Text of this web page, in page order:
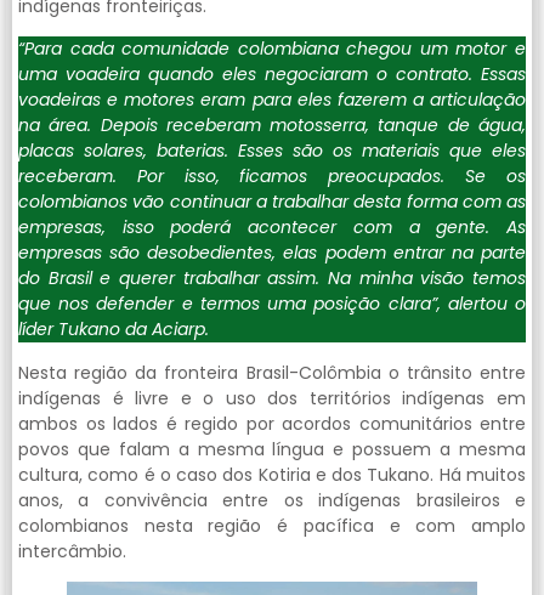
indígenas fronteiriças.
“Para cada comunidade colombiana chegou um motor e
uma voadeira quando eles negociaram o contrato. Essas
voadeiras e motores eram para eles fazerem a articulação
na área. Depois receberam motosserra, tanque de água,
placas solares, baterias. Esses são os materiais que eles
receberam. Por isso, ficamos preocupados. Se os
colombianos vão continuar a trabalhar desta forma com as
empresas, isso poderá acontecer com a gente. As
empresas são desobedientes, elas podem entrar na parte
do Brasil e querer trabalhar assim. Na minha visão temos
que nos defender e termos uma posição clara”, alertou o
líder Tukano da Aciarp.
Nesta região da fronteira Brasil-Colômbia o trânsito entre
indígenas é livre e o uso dos territórios indígenas em
ambos os lados é regido por acordos comunitários entre
povos que falam a mesma língua e possuem a mesma
cultura, como é o caso dos Kotiria e dos Tukano. Há muitos
anos, a convivência entre os indígenas brasileiros e
colombianos nesta região é pacífica e com amplo
intercâmbio.